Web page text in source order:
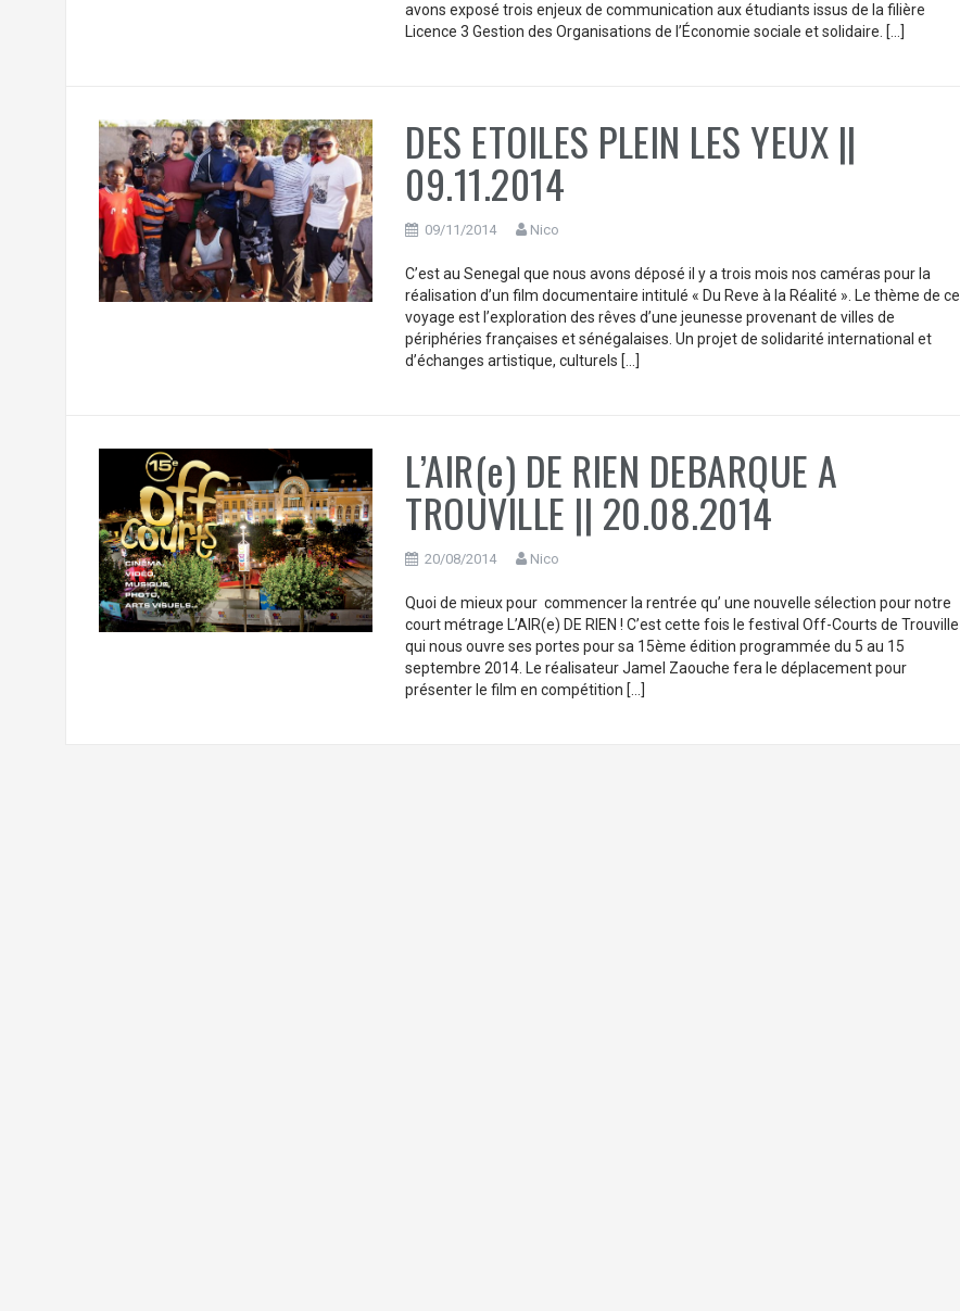
avons exposé trois enjeux de communication aux étudiants issus de la filière
Licence 3 Gestion des Organisations de l’Économie sociale et solidaire. […]
DES ETOILES PLEIN LES YEUX ||
09.11.2014
09/11/2014 Nico
C’est au Senegal que nous avons déposé il y a trois mois nos caméras pour la
réalisation d’un film documentaire intitulé « Du Reve à la Réalité ». Le thème de ce
voyage est l’exploration des rêves d’une jeunesse provenant de villes de
périphéries françaises et sénégalaises. Un projet de solidarité international et
d’échanges artistique, culturels […]
L’AIR(e) DE RIEN DEBARQUE A
TROUVILLE || 20.08.2014
20/08/2014 Nico
Quoi de mieux pour commencer la rentrée qu’ une nouvelle sélection pour notre
court métrage L’AIR(e) DE RIEN ! C’est cette fois le festival Off-Courts de Trouville
qui nous ouvre ses portes pour sa 15ème édition programmée du 5 au 15
septembre 2014. Le réalisateur Jamel Zaouche fera le déplacement pour
présenter le film en compétition […]